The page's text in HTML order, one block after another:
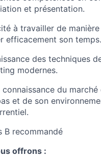
et présentation.
à travailler de
efficacement son temps.
des techniques
modernes.
connaissance du
et de son
B recommandé
offrons :